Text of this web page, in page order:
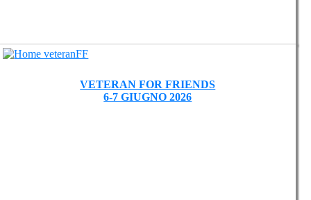
VETERAN FOR FRIENDS
6-7 GIUGNO 2026